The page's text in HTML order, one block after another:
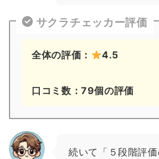
サクラチェッカー評価
全体の評価： 4.5
口コミ数：79個の評価
続いて「５段階評価